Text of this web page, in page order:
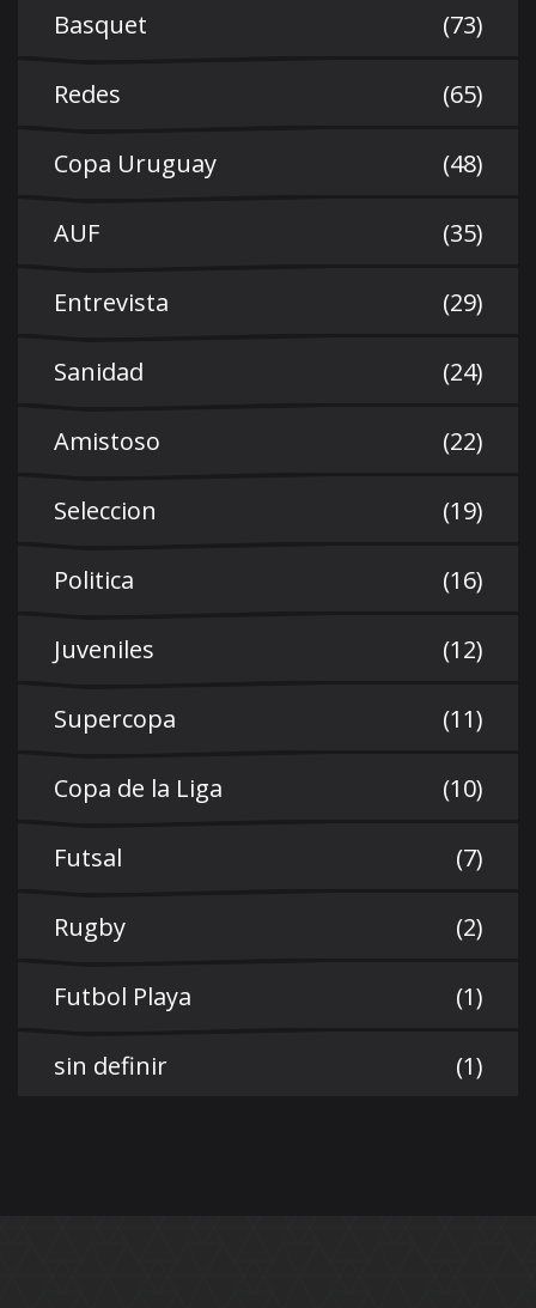
Basquet (73)
Redes (65)
Copa Uruguay (48)
AUF (35)
Entrevista (29)
Sanidad (24)
Amistoso (22)
Seleccion (19)
Politica (16)
Juveniles (12)
Supercopa (11)
Copa de la Liga (10)
Futsal (7)
Rugby (2)
Futbol Playa (1)
sin definir (1)